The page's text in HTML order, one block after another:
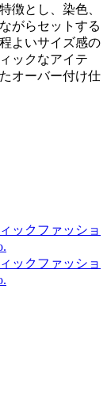
徴とし、染色、
がらセットする
よいサイズ感の
ックなアイテ
オーバー付け仕